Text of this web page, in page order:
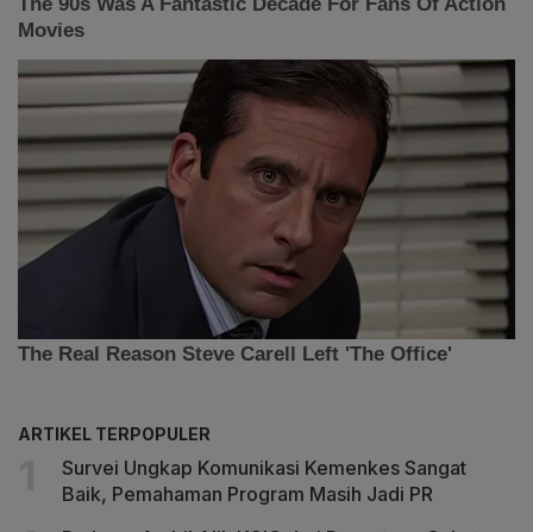
ARTIKEL TERPOPULER
Survei Ungkap Komunikasi Kemenkes Sangat
Baik, Pemahaman Program Masih Jadi PR